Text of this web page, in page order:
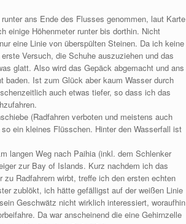
ans Ende des Flusses genommen, laut Karte
einige Höhenmeter runter bis dorthin. Nicht
eine Linie von überspülten Steinen. Da ich keine
Versuch, die Schuhe auszuziehen und das
glatt. Also wird das Gepäck abgemacht und ans
baden. Ist zum Glück aber kaum Wasser durch
auch etwas tiefer, so dass ich das
(Radfahren verboten und meistens auch
ein kleines Flüsschen. Hinter den Wasserfall ist
langen Weg nach Paihia (inkl. dem Schlenker
zur Bay of Islands. Kurz nachdem ich das
Radfahrern wirbt, treffe ich den ersten echten
zublökt, ich hätte gefälligst auf der weißen Linie
Geschwätz nicht wirklich interessiert, woraufhin
Da war anscheinend die eine Gehirnzelle